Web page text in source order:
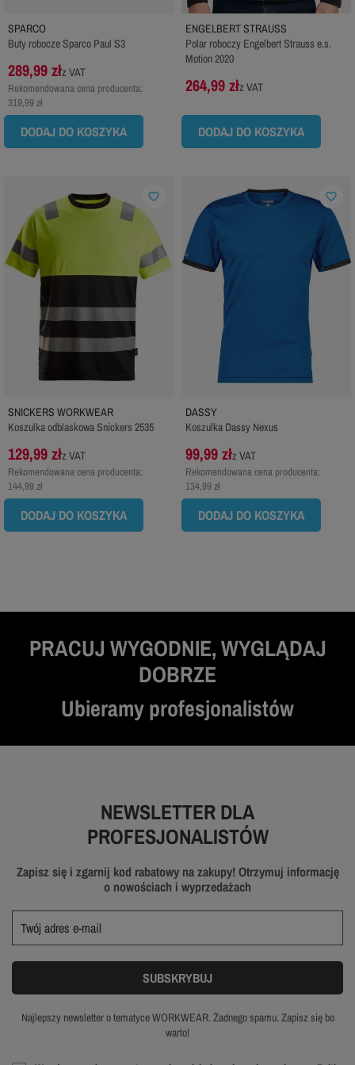
SPARCO
Buty robocze Sparco Paul S3
289,99 złz VAT
Rekomendowana cena producenta:
319,99 zł
DODAJ DO KOSZYKA
ENGELBERT STRAUSS
Polar roboczy Engelbert Strauss e.s.
Motion 2020
264,99 złz VAT
DODAJ DO KOSZYKA
SNICKERS WORKWEAR
Koszulka odblaskowa Snickers 2535
129,99 złz VAT
Rekomendowana cena producenta:
144,99 zł
DODAJ DO KOSZYKA
favorite_border
DASSY
Koszulka Dassy Nexus
99,99 złz VAT
Rekomendowana cena producenta:
134,99 zł
DODAJ DO KOSZYKA
favorite_border
PRACUJ WYGODNIE, WYGLĄDAJ
DOBRZE
Ubieramy profesjonalistów
NEWSLETTER DLA
PROFESJONALISTÓW
Zapisz się i zgarnij kod rabatowy na zakupy! Otrzymuj informację
o nowościach i wyprzedażach
Najlepszy newsletter o tematyce WORKWEAR. Żadnego spamu. Zapisz się bo
warto!